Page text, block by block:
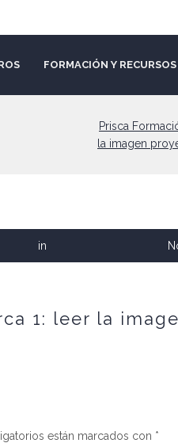
FORMACIÓN Y RECURSOS
Prisca
la imagen
in
1: leer la
están marcados con *